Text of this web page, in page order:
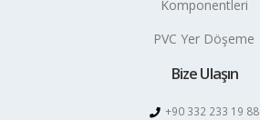
Komponentleri
PVC Yer Döşeme
Bize Ulaşın
+90 332 233 19 88